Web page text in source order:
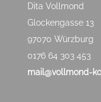
Dita Vollmond
Glockengasse 13
97070 Würzburg
0176 64 303 453
mail@vollmond-